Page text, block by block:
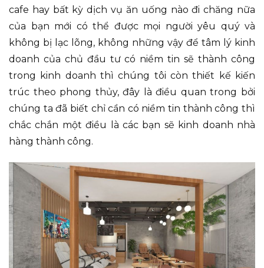
cafe hay bất kỳ dịch vụ ăn uống nào đi chăng nữa
của bạn mới có thể được mọi người yêu quý và
không bị lạc lõng, không những vậy để tâm lý kinh
doanh của chủ đầu tư có niềm tin sẽ thành công
trong kinh doanh thì chúng tôi còn thiết kế kiến
trúc theo phong thủy, đây là điều quan trong bởi
chúng ta đã biết chỉ cần có niềm tin thành công thì
chắc chắn một điều là các bạn sẽ kinh doanh nhà
hàng thành công.